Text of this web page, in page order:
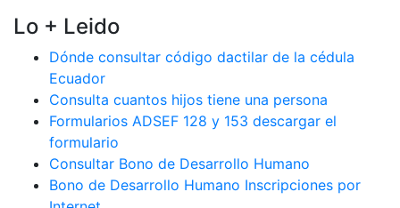
Lo + Leido
Dónde consultar código dactilar de la cédula
Ecuador
Consulta cuantos hijos tiene una persona
Formularios ADSEF 128 y 153 descargar el
formulario
Consultar Bono de Desarrollo Humano
Bono de Desarrollo Humano Inscripciones por